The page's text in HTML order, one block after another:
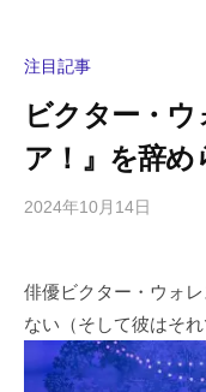
注目記事
ビクター・
ア！』を辞め
2024年10月14日
i
g
a
s
の
コ
メ
ン
俳優ビクター・ウォ
ない（そして彼はそれ